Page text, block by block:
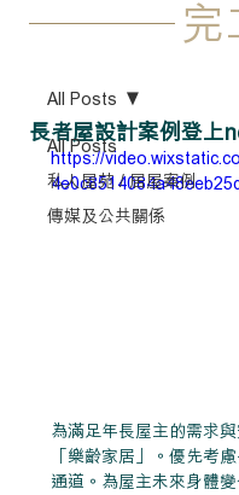
完
All Posts
私人屋苑 / 居屋案例
傳媒及公共關係
All Posts
長者屋設計案例登上
https://
為滿足年長屋主的需求
「樂齡家居」。優先考
通道。為屋主未來身體